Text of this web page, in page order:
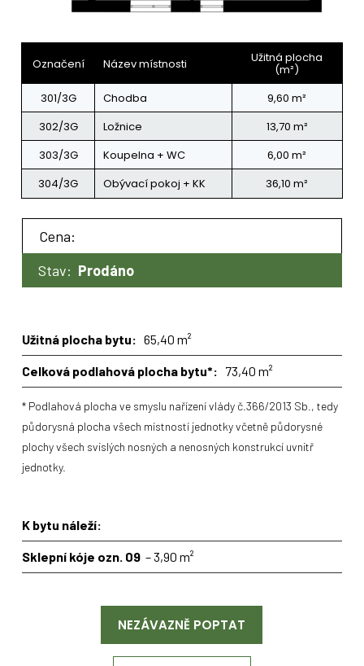
Označení Název místnosti Užitná plocha
(m²)
301/3G
Chodba
9,60 m²
302/3G
Ložnice
13,70 m²
303/3G
Koupelna + WC
6,00 m²
304/3G
Obývací pokoj + KK 36,10 m²
Cena:
Stav: Prodáno
Užitná plocha bytu: 65,40 m²
Celková podlahová plocha bytu*: 73,40 m²
* Podlahová plocha ve smyslu nařízení vlády č.366/2013 Sb., tedy
půdorysná plocha všech místností jednotky včetně půdorysné
plochy všech svislých nosných a nenosných konstrukcí uvnitř
jednotky.
K bytu náleží:
Sklepní kóje ozn. 09– 3,90 m²
NEZÁVAZNĚ POPTAT